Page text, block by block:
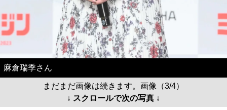
麻倉瑞季さん
まだまだ画像は続きます。画像（3/4）
↓ スクロールで次の写真 ↓